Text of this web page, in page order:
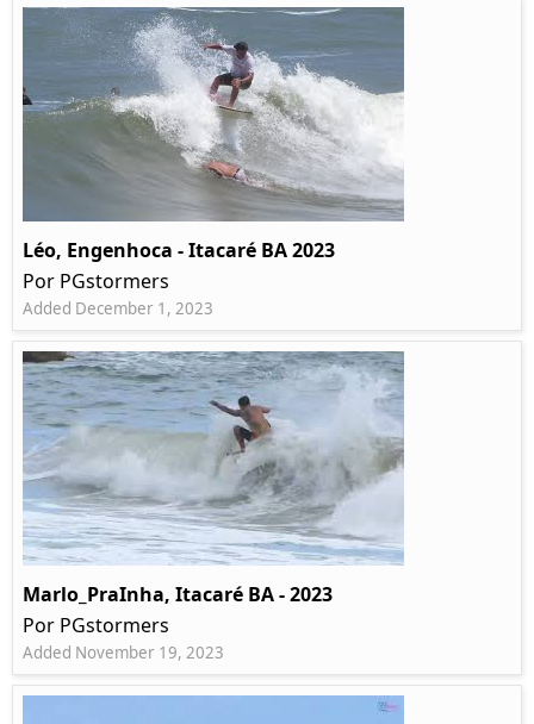
Léo, Engenhoca - Itacaré BA 2023
Por PGstormers
Added December 1, 2023
Marlo_PraInha, Itacaré BA - 2023
Por PGstormers
Added November 19, 2023